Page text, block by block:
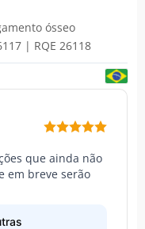
ósseo
| RQE 26118
que ainda não
em breve serão